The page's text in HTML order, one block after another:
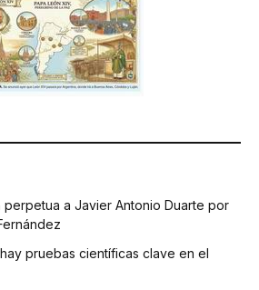
a Javier Antonio Duarte por
pruebas científicas clave en el